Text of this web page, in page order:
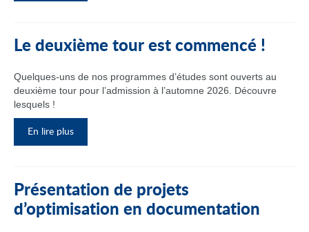
Le deuxième tour est commencé !
Quelques-uns de nos programmes d’études sont ouverts au
deuxième tour pour l’admission à l’automne 2026. Découvre
lesquels !
En lire plus
Présentation de projets
d’optimisation en documentation